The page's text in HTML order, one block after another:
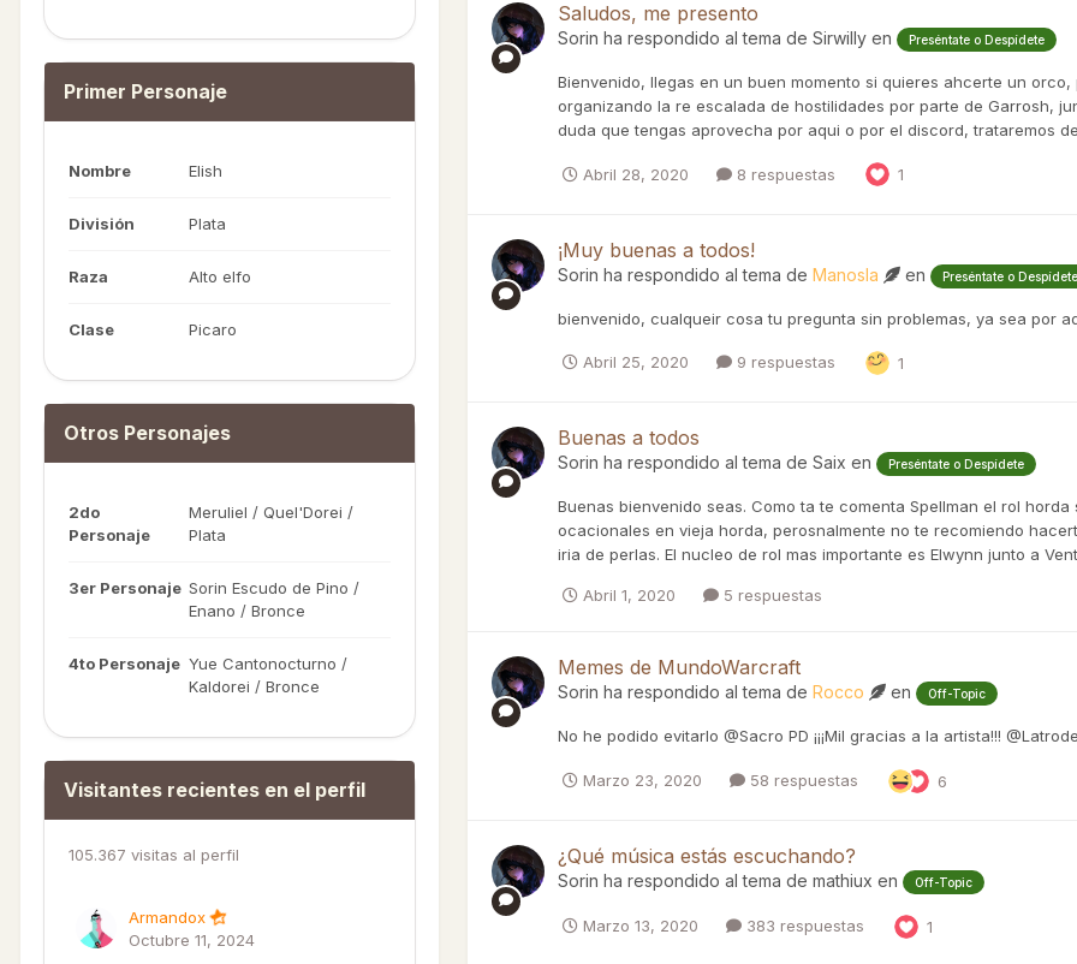
Primer Personaje
Nombre Elish
División Plata
Raza Alto elfo
Clase Picaro
Otros Personajes
2do
Personaje
Meruliel / Quel'Dorei /
Plata
3er Personaje Sorin Escudo de Pino /
Enano / Bronce
4to Personaje Yue Cantonocturno /
Kaldorei / Bronce
Visitantes recientes en el perfil
105.367 visitas al perfil
Armandox
Octubre 11, 2024
Saludos, me presento
Sorin ha respondido al tema de Sirwilly en Preséntate o Despídete
Bienvenido, llegas en un buen momento si quieres ahcerte un
organizando la re escalada de hostilidades por parte de Garrosh,
duda que tengas aprovecha por aqui o por el discord, trataremos
Abril 28, 2020 8 respuestas 1
¡Muy buenas a todos!
Sorin ha respondido al tema de Manosla en Preséntate o Despídete
bienvenido, cualqueir cosa tu pregunta sin problemas, ya sea por
Abril 25, 2020 9 respuestas 1
Buenas a todos
Sorin ha respondido al tema de Saix en Preséntate o Despídete
Buenas bienvenido seas. Como ta te comenta Spellman el rol
ocacionales en vieja horda, perosnalmente no te recomiendo
iria de perlas. El nucleo de rol mas importante es Elwynn junto a
Abril 1, 2020 5 respuestas
Memes de MundoWarcraft
Sorin ha respondido al tema de Rocco en Off-Topic
No he podido evitarlo @Sacro PD ¡¡¡Mil gracias a la artista!!!
Marzo 23, 2020 58 respuestas 6
¿Qué música estás escuchando?
Sorin ha respondido al tema de mathiux en Off-Topic
Marzo 13, 2020 383 respuestas 1